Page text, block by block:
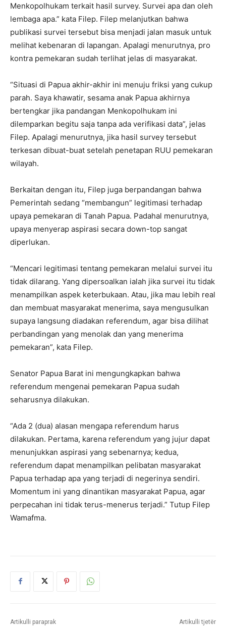
Menkopolhukam terkait hasil survey. Survei apa dan oleh
lembaga apa.” kata Filep. Filep melanjutkan bahwa
publikasi survei tersebut bisa menjadi jalan masuk untuk
melihat kebenaran di lapangan. Apalagi menurutnya, pro
kontra pemekaran sudah terlihat jelas di masyarakat.
“Situasi di Papua akhir-akhir ini menuju friksi yang cukup
parah. Saya khawatir, sesama anak Papua akhirnya
bertengkar jika pandangan Menkopolhukam ini
dilemparkan begitu saja tanpa ada verifikasi data”, jelas
Filep. Apalagi menurutnya, jika hasil survey tersebut
terkesan dibuat-buat setelah penetapan RUU pemekaran
wilayah.
Berkaitan dengan itu, Filep juga berpandangan bahwa
Pemerintah sedang “membangun” legitimasi terhadap
upaya pemekaran di Tanah Papua. Padahal menurutnya,
upaya menyerap aspirasi secara down-top sangat
diperlukan.
“Mencari legitimasi tentang pemekaran melalui survei itu
tidak dilarang. Yang dipersoalkan ialah jika survei itu tidak
menampilkan aspek keterbukaan. Atau, jika mau lebih real
dan membuat masyarakat menerima, saya mengusulkan
supaya langsung diadakan referendum, agar bisa dilihat
perbandingan yang menolak dan yang menerima
pemekaran”, kata Filep.
Senator Papua Barat ini mengungkapkan bahwa
referendum mengenai pemekaran Papua sudah
seharusnya dilakukan.
“Ada 2 (dua) alasan mengapa referendum harus
dilakukan. Pertama, karena referendum yang jujur dapat
menunjukkan aspirasi yang sebenarnya; kedua,
referendum dapat menampilkan pelibatan masyarakat
Papua terhadap apa yang terjadi di negerinya sendiri.
Momentum ini yang dinantikan masyarakat Papua, agar
perpecahan ini tidak terus-menerus terjadi.” Tutup Filep
Wamafma.
Artikulli paraprak Artikulli tjetër